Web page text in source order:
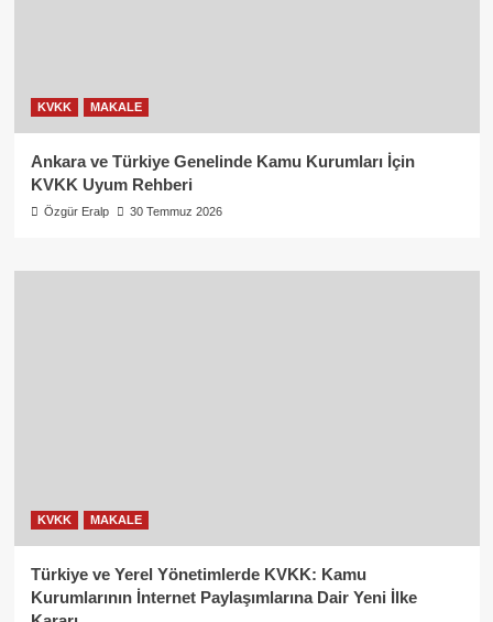
KVKK MAKALE
Ankara ve Türkiye Genelinde Kamu Kurumları İçin
KVKK Uyum Rehberi
Özgür Eralp 30 Temmuz 2026
KVKK MAKALE
Türkiye ve Yerel Yönetimlerde KVKK: Kamu
Kurumlarının İnternet Paylaşımlarına Dair Yeni İlke